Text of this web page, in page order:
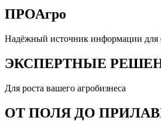
ПРОАгро
Надёжный источник информации для
ЭКСПЕРТНЫЕ
Для роста вашего агробизнеса
ОТ ПОЛЯ ДО